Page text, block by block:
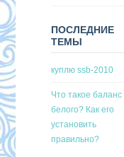
ПОСЛЕДНИЕ
ТЕМЫ
куплю ssb-2010
Что такое баланс
белого? Как его
установить
правильно?